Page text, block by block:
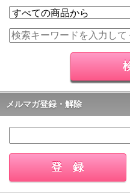
メルマガ登録・解除